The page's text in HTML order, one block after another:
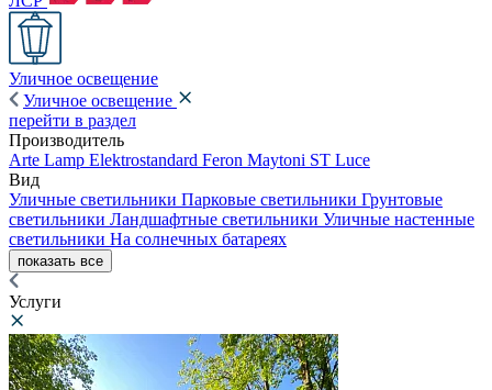
Уличное освещение
Уличное освещение
перейти в раздел
Производитель
Arte Lamp Elektrostandard Feron Maytoni ST Luce
Вид
Уличные светильники Парковые светильники Грунтовые
светильники Ландшафтные светильники Уличные настенные
светильники На солнечных батареях
показать все
Услуги